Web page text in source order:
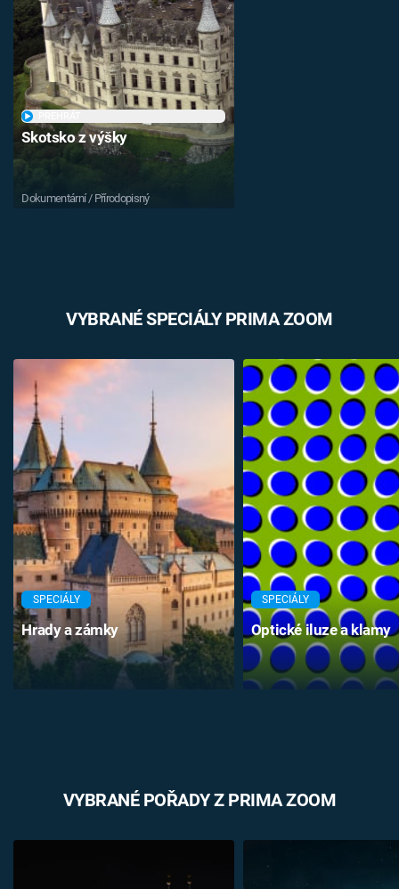
Sledujte nás
Skotsko z výšky
Dokumentární / Přírodopisný
VYBRANÉ SPECIÁLY PRIMA ZOOM
SPECIÁLY
Hrady a zámky
SPECIÁLY
Optické iluze a klamy
VYBRANÉ POŘADY Z PRIMA ZOOM